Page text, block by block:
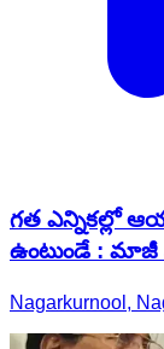
గత ఎన్నికల్లో
ఉంటుండే : మాజీ
Nagarkurnool,